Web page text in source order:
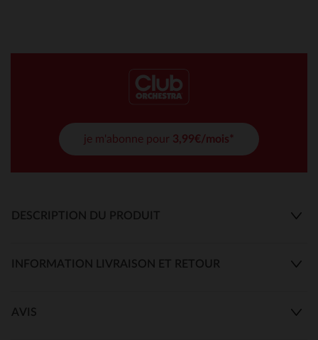
je m'abonne pour 3,99€/mois*
DESCRIPTION DU PRODUIT
INFORMATION LIVRAISON ET RETOUR
AVIS